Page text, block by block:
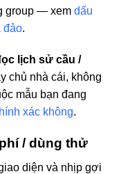
group — xem dấu
đảo.
lịch sử cầu /
chủ nhà cái, không
mẫu bạn đang
xác không.
/ dùng thử
diện và nhịp gợi